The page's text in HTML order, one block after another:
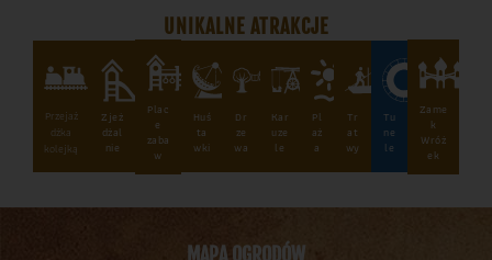
UNIKALNE ATRAKCJE
Przejaż
dżka
kolejką
Zjeż
dżal
nie
Plac
e
zaba
w
Huś
ta
wki
Dr
ze
wa
Kar
uze
le
Pl
aż
a
Tr
at
wy
Tu
ne
le
Zame
k
Wróż
ek
MAPA OGRODÓW